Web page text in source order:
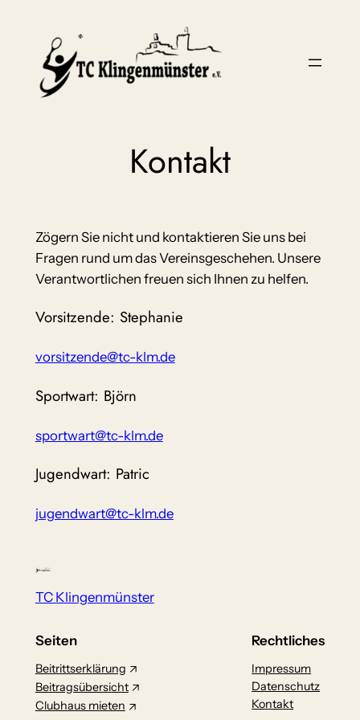
springen
Kontakt
Zögern Sie nicht und kontaktieren Sie uns bei
Fragen rund um das Vereinsgeschehen. Unsere
Verantwortlichen freuen sich Ihnen zu helfen.
Vorsitzende: Stephanie
vorsitzende@tc-klm.de
Sportwart: Björn
sportwart@tc-klm.de
Jugendwart: Patric
jugendwart@tc-klm.de
TC Klingenmünster
Seiten
Beitrittserklärung
Beitragsübersicht
Clubhaus mieten
Rechtliches
Impressum
Datenschutz
Kontakt